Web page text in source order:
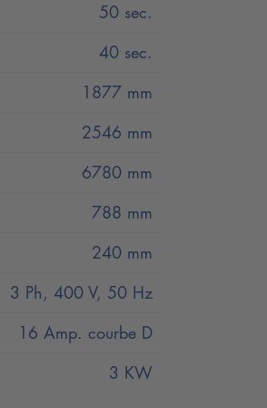
des besoins
équipée d'un
n'a pas de
réduisent les frais
50 sec.
40 sec.
1877 mm
2546 mm
6780 mm
788 mm
240 mm
3 Ph, 400 V, 50 Hz
16 Amp. courbe D
3 KW